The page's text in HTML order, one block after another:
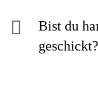
Bist du
geschickt?